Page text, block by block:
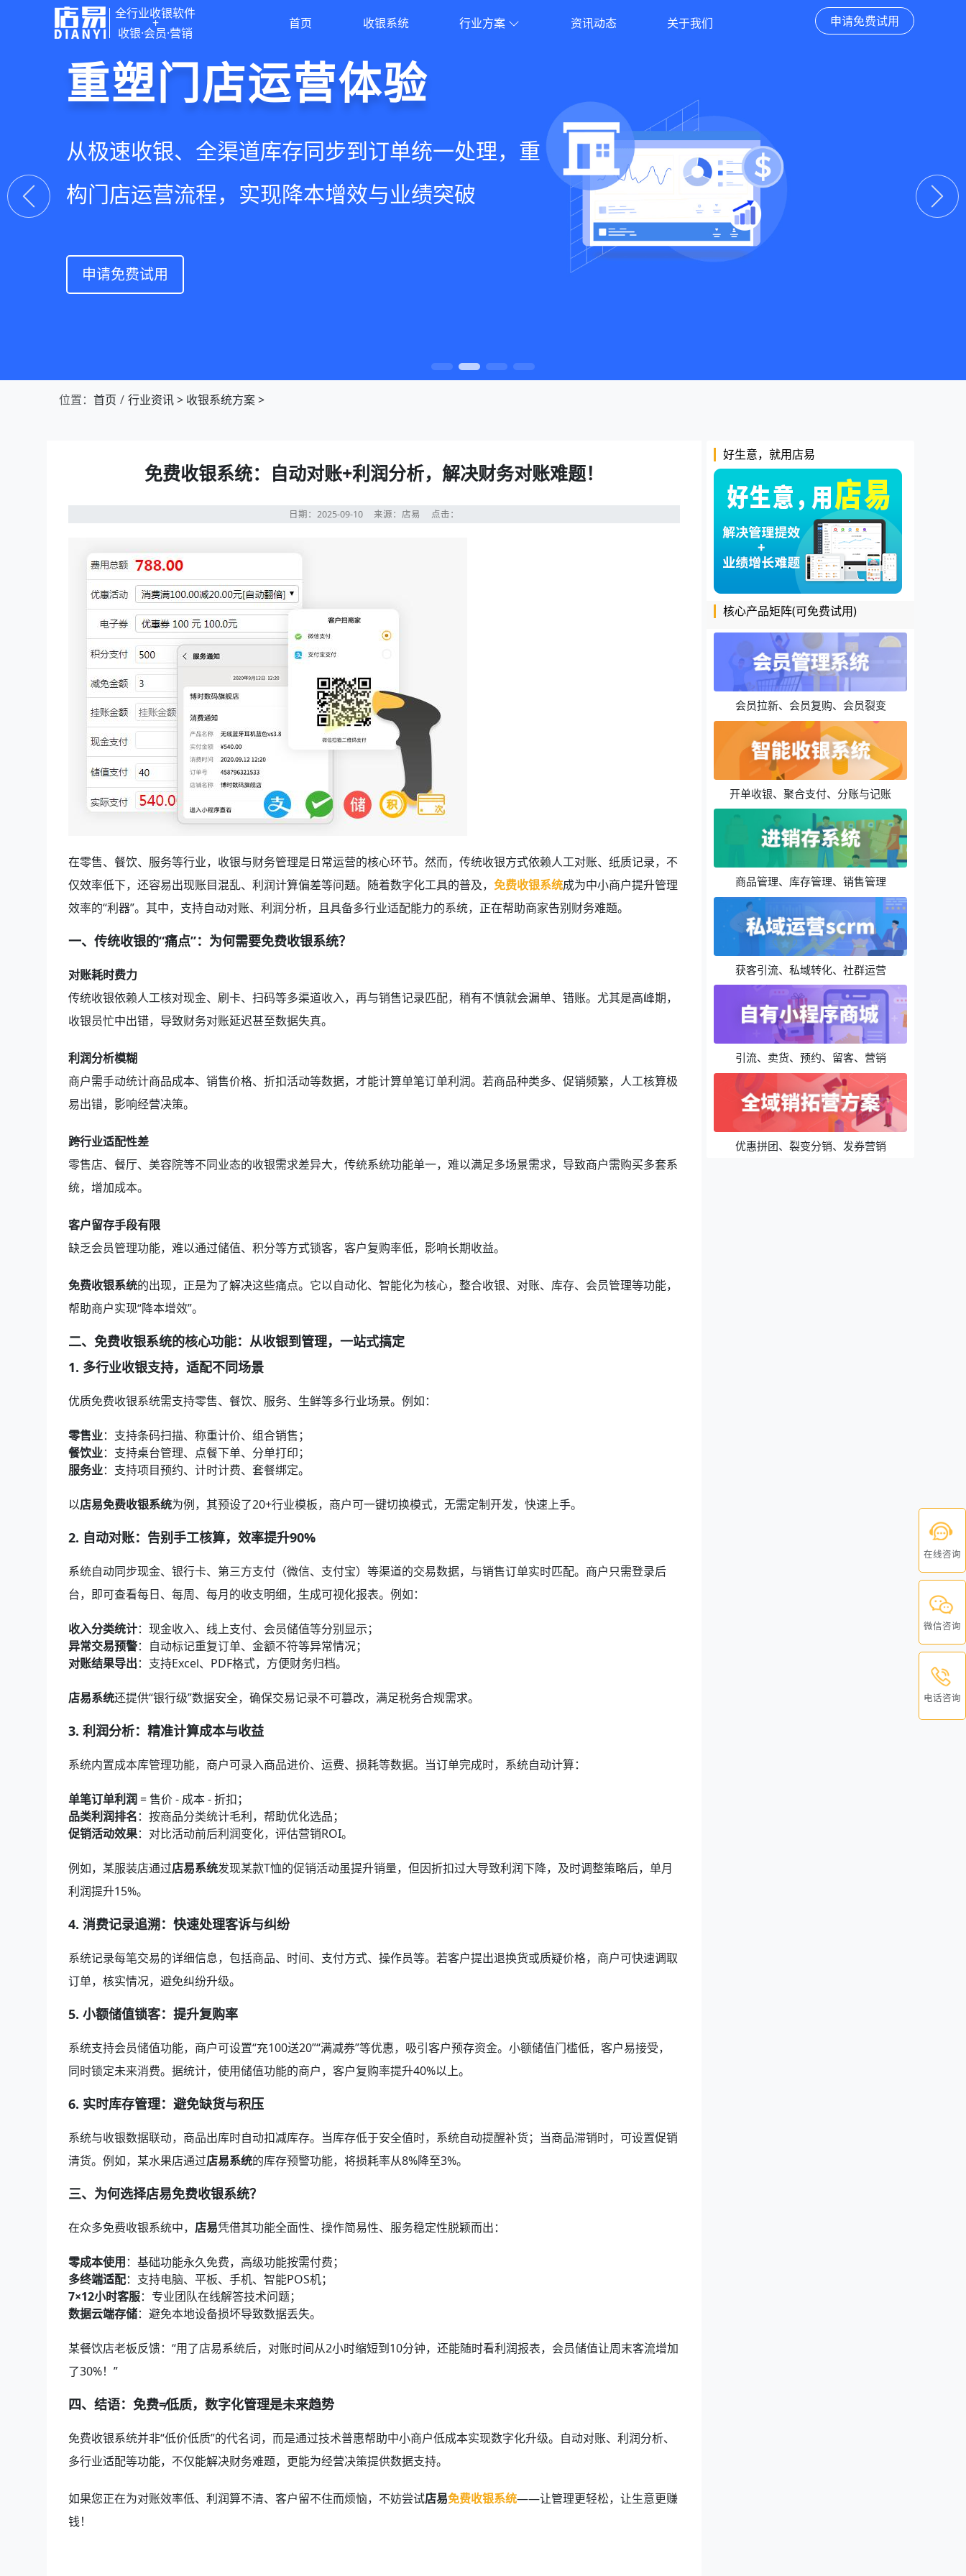
全行业收银软件
+
收银·会员·营销
首页 收银系统 行业方案 资讯动态 关于我们 申请免费试用
门店收银，就用店易
智慧收银+商品库存+会员增长+小程序商城，一套
系统解决开店管店及业绩增长难题
申请免费试用
重塑门店运营体验
从极速收银、全渠道库存同步到订单统一处理，重
构门店运营流程，实现降本增效与业绩突破
申请免费试用
驱动私域会员增长
从支付即会员、精准营销到优惠券互通，驱动私域
流量沉淀和会员复购，提升忠诚度和营销效果
申请免费试用
快速拓展生意边界
借助小程序商城、线上引流到线下售后，打通全域
销售渠道，拓展生意边界，提升顾客体验
申请免费试用
上一张 下一
位置： 首页 行业资讯> 收银系统方案>
免费收银系统：自动对账+利润分析，解决财务对账难题！
日期：2025-09-10 来源：店易 点击：
在零售、餐饮、服务等行业，收银与财务管理是日常运营的核心环节。然而，传统收银方式依赖人工对账、纸质记录，不
仅效率低下，还容易出现账目混乱、利润计算偏差等问题。随着数字化工具的普及， 免费收银系统成为中小商户提升管理
效率的“利器”。其中，支持自动对账、利润分析，且具备多行业适配能力的系统，正在帮助商家告别财务难题。
一、传统收银的“痛点”：为何需要免费收银系统？
对账耗时费力
传统收银依赖人工核对现金、刷卡、扫码等多渠道收入，再与销售记录匹配，稍有不慎就会漏单、错账。尤其是高峰期，
收银员忙中出错，导致财务对账延迟甚至数据失真。
利润分析模糊
商户需手动统计商品成本、销售价格、折扣活动等数据，才能计算单笔订单利润。若商品种类多、促销频繁，人工核算极
易出错，影响经营决策。
跨行业适配性差
零售店、餐厅、美容院等不同业态的收银需求差异大，传统系统功能单一，难以满足多场景需求，导致商户需购买多套系
统，增加成本。
客户留存手段有限
缺乏会员管理功能，难以通过储值、积分等方式锁客，客户复购率低，影响长期收益。
免费收银系统的出现，正是为了解决这些痛点。它以自动化、智能化为核心，整合收银、对账、库存、会员管理等功能，
帮助商户实现“降本增效”。
二、免费收银系统的核心功能：从收银到管理，一站式搞定
1. 多行业收银支持，适配不同场景
优质免费收银系统需支持零售、餐饮、服务、生鲜等多行业场景。例如：
零售业：支持条码扫描、称重计价、组合销售；
餐饮业：支持桌台管理、点餐下单、分单打印；
服务业：支持项目预约、计时计费、套餐绑定。
以店易免费收银系统为例，其预设了20+行业模板，商户可一键切换模式，无需定制开发，快速上手。
2. 自动对账：告别手工核算，效率提升90%
系统自动同步现金、银行卡、第三方支付（微信、支付宝）等渠道的交易数据，与销售订单实时匹配。商户只需登录后
台，即可查看每日、每周、每月的收支明细，生成可视化报表。例如：
收入分类统计：现金收入、线上支付、会员储值等分别显示；
异常交易预警：自动标记重复订单、金额不符等异常情况；
对账结果导出：支持Excel、PDF格式，方便财务归档。
店易系统还提供“银行级”数据安全，确保交易记录不可篡改，满足税务合规需求。
3. 利润分析：精准计算成本与收益
系统内置成本库管理功能，商户可录入商品进价、运费、损耗等数据。当订单完成时，系统自动计算：
单笔订单利润= 售价 - 成本 - 折扣；
品类利润排名：按商品分类统计毛利，帮助优化选品；
促销活动效果：对比活动前后利润变化，评估营销ROI。
例如，某服装店通过店易系统发现某款T恤的促销活动虽提升销量，但因折扣过大导致利润下降，及时调整策略后，单月
利润提升15%。
4. 消费记录追溯：快速处理客诉与纠纷
系统记录每笔交易的详细信息，包括商品、时间、支付方式、操作员等。若客户提出退换货或质疑价格，商户可快速调取
订单，核实情况，避免纠纷升级。
5. 小额储值锁客：提升复购率
系统支持会员储值功能，商户可设置“充100送20”“满减券”等优惠，吸引客户预存资金。小额储值门槛低，客户易接受，
同时锁定未来消费。据统计，使用储值功能的商户，客户复购率提升40%以上。
6. 实时库存管理：避免缺货与积压
系统与收银数据联动，商品出库时自动扣减库存。当库存低于安全值时，系统自动提醒补货；当商品滞销时，可设置促销
清货。例如，某水果店通过店易系统的库存预警功能，将损耗率从8%降至3%。
三、为何选择店易免费收银系统？
在众多免费收银系统中， 店易凭借其功能全面性、操作简易性、服务稳定性脱颖而出：
零成本使用：基础功能永久免费，高级功能按需付费；
多终端适配：支持电脑、平板、手机、智能POS机；
7×12小时客服：专业团队在线解答技术问题；
数据云端存储：避免本地设备损坏导致数据丢失。
某餐饮店老板反馈：“用了店易系统后，对账时间从2小时缩短到10分钟，还能随时看利润报表，会员储值让周末客流增加
了30%！”
四、结语：免费≠低质，数字化管理是未来趋势
免费收银系统并非“低价低质”的代名词，而是通过技术普惠帮助中小商户低成本实现数字化升级。自动对账、利润分析、
多行业适配等功能，不仅能解决财务难题，更能为经营决策提供数据支持。
如果您正在为对账效率低、利润算不清、客户留不住而烦恼，不妨尝试店易免费收银系统——让管理更轻松，让生意更赚
钱！
好生意，就用店易
核心产品矩阵(可免费试用)
会员拉新、会员复购、会员裂变
开单收银、聚合支付、分账与记账
商品管理、库存管理、销售管理
获客引流、私域转化、社群运营
引流、卖货、预约、留客、营销
优惠拼团、裂变分销、发券营销
在线咨询
微信咨询
电话咨询